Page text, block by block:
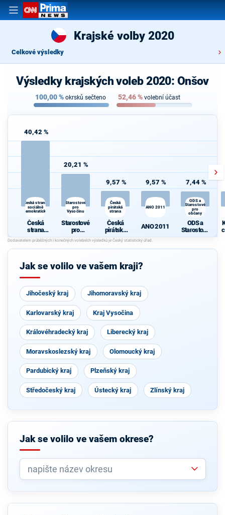
Krajské volby 2020
Celkové výsledky
Výsledky krajských voleb 2020: Onšov
100,00% okrsků sečteno 52,46% volební účast
40,42 %
Česká strana
sociálně
demokratická
Česká
strana
sociálně
demokrati
cká
20,21 %
Starostové
pro
Vysočinu
Starostové
pro
Vysočinu
9,57 %
Česká
pirátská
strana
Česká
pirátská
strana
9,57 %
ANO 2011
ANO 2011
7,44 %
ODS a
Starostové
pro
občany
ODS a
Starostové
pro občany
Jak se volilo ve vašem kraji?
Jihočeský kraj Jihomoravský kraj
Karlovarský kraj Kraj Vysočina
Královéhradecký kraj Liberecký kraj
Moravskoslezský kraj Olomoucký kraj
Pardubický kraj Plzeňský kraj
Středočeský kraj Ústecký kraj Zlínský kraj
Jak se volilo ve vašem okrese?